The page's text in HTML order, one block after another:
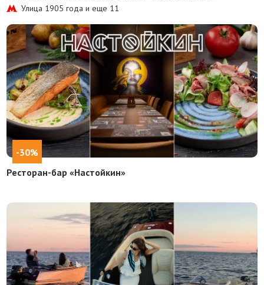
Улица 1905 года и еще 11
-30%
Ресторан-бар «Настойкин»